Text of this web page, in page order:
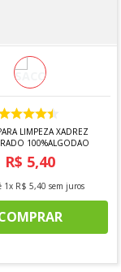
LIMPEZA XADREZ
100%ALGODAO
R$ 5,40
1x R$ 5,40 sem juros